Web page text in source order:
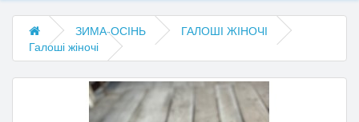
ЗИМА-ОСІНЬ
ГАЛОШІ ЖІНОЧІ
Галоші жіночі